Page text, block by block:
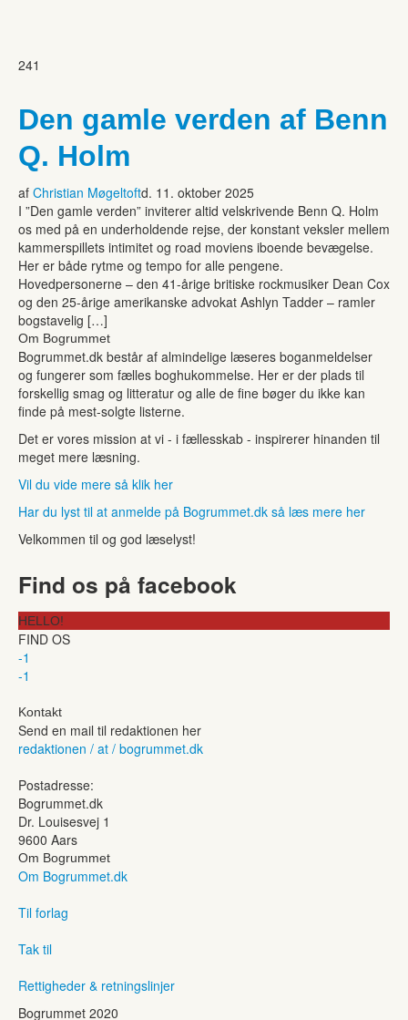
241
Den gamle verden af Benn
Q. Holm
af Christian Møgeltoftd. 11. oktober 2025
I ”Den gamle verden” inviterer altid velskrivende Benn Q. Holm
os med på en underholdende rejse, der konstant veksler mellem
kammerspillets intimitet og road moviens iboende bevægelse.
Her er både rytme og tempo for alle pengene.
Hovedpersonerne – den 41-årige britiske rockmusiker Dean Cox
og den 25-årige amerikanske advokat Ashlyn Tadder – ramler
bogstavelig […]
Om Bogrummet
Bogrummet.dk består af almindelige læseres boganmeldelser
og fungerer som fælles boghukommelse. Her er der plads til
forskellig smag og litteratur og alle de fine bøger du ikke kan
finde på mest-solgte listerne.
Det er vores mission at vi - i fællesskab - inspirerer hinanden til
meget mere læsning.
Vil du vide mere så klik her
Har du lyst til at anmelde på Bogrummet.dk så læs mere her
Velkommen til og god læselyst!
Find os på facebook
HELLO!
FIND OS
-1
-1
Kontakt
Send en mail til redaktionen her
redaktionen / at / bogrummet.dk
Postadresse:
Bogrummet.dk
Dr. Louisesvej 1
9600 Aars
Om Bogrummet
Om Bogrummet.dk
Til forlag
Tak til
Rettigheder & retningslinjer
Bogrummet 2020